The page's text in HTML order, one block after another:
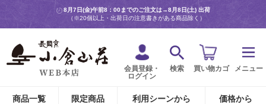
8月7日(金)午前8：00までのご注文は→8月8日(土) 出荷
（※20個以上・出荷日の注意書きがある商品除く）
会員登録・
ログイン
検索 買い物カゴ メニュー
商品一覧 限定商品 利用シーンから 価格から